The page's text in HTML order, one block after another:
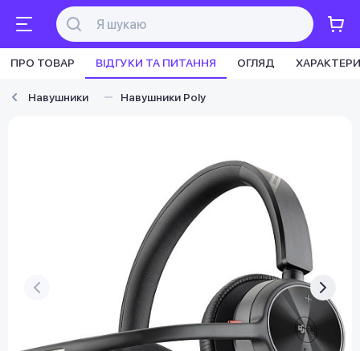
ПРО ТОВАР ВІДГУКИ ТА ПИТАННЯ ОГЛЯД
Навушники Навушники Poly